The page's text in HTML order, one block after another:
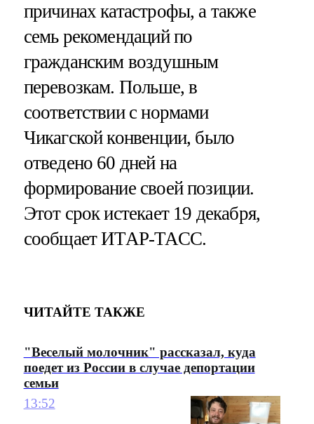
причинах катастрофы, а также
семь рекомендаций по
гражданским воздушным
перевозкам. Польше, в
соответствии с нормами
Чикагской конвенции, было
отведено 60 дней на
формирование своей позиции.
Этот срок истекает 19 декабря,
сообщает ИТАР-ТАСС.
ЧИТАЙТЕ ТАКЖЕ
"Веселый молочник" рассказал, куда
поедет из России в случае депортации
семьи
13:52